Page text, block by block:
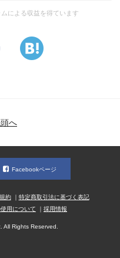
は勿論理解しているんだ
でかなり興醒めしてしま
ったんだよ、突然のコン
映画だもんな…)象なんか
は？
による収益を得ています
へ
Facebookページ
約
特定商取引法に基づく表記
用について 採用情報
Rights Reserved.